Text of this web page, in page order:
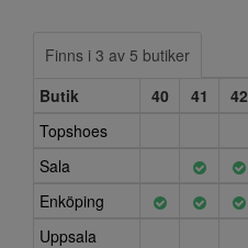
Finns i 3 av 5 butiker
Butik
40 41 42
Topshoes
Sala
Enköping
Uppsala